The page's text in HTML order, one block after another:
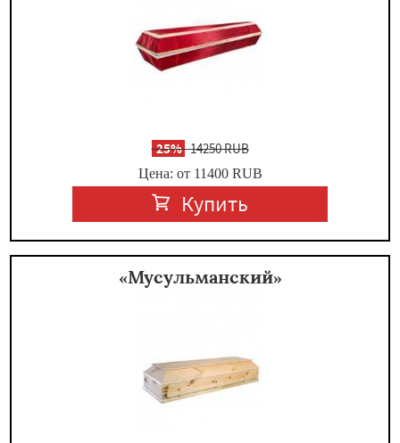
-25%14250 RUB
Цена: от 11400 RUB
Купить
«Мусульманский»